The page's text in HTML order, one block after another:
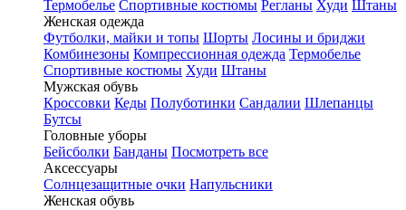
Термобелье Спортивные костюмы Регланы Худи Штаны
Женская одежда
Футболки, майки и топы Шорты Лосины и бриджи
Комбинезоны Компрессионная одежда Термобелье
Спортивные костюмы Худи Штаны
Мужская обувь
Кроссовки Кеды Полуботинки Сандалии Шлепанцы
Бутсы
Головные уборы
Бейсболки Банданы Посмотреть все
Аксессуары
Солнцезащитные очки Напульсники
Женская обувь